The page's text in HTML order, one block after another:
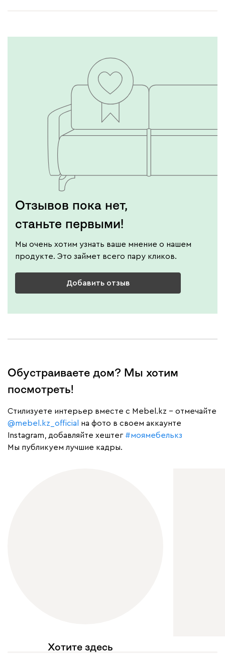
Отзывов пока нет,
станьте первыми!
Мы очень хотим узнать ваше мнение о нашем
продукте. Это займет всего пару кликов.
Добавить отзыв
Обустраиваете дом? Мы хотим
посмотреть!
Cтилизуете интерьер вместе с Mebel.kz – отмечайте
@mebel.kz_official
на фото в своем аккаунте
Instagram, добавляйте хештег #моямебелькз
Мы публикуем лучшие кадры.
Хотите здесь